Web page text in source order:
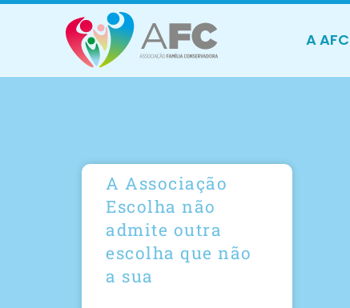
A AFC
A Associação
Escolha não
admite outra
escolha que não
a sua